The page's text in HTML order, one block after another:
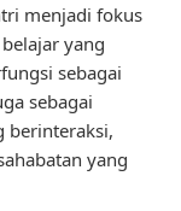
menjadi fokus
yang
sebagai
sebagai
berinteraksi,
yang